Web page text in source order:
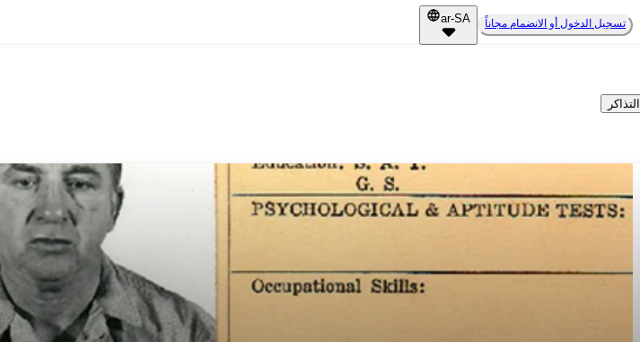
ar-SA تسجيل الدخول أو الانضمام مجاناً